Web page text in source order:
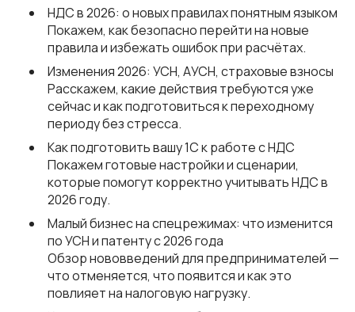
НДС в 2026: о новых правилах понятным языком
Покажем, как безопасно перейти на новые
правила и избежать ошибок при расчётах.
Изменения 2026: УСН, АУСН, страховые взносы
Расскажем, какие действия требуются уже
сейчас и как подготовиться к переходному
периоду без стресса.
Как подготовить вашу 1С к работе с НДС
Покажем готовые настройки и сценарии,
которые помогут корректно учитывать НДС в
2026 году.
Малый бизнес на спецрежимах: что изменится
по УСН и патенту с 2026 года
Обзор нововведений для предпринимателей —
что отменяется, что появится и как это
повлияет на налоговую нагрузку.